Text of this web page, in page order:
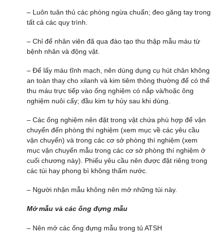
– Luôn tuân thủ các phòng ngừa chuẩn; đeo găng tay trong
tất cả các quy trình.
– Chỉ để nhân viên đã qua đào tạo thu thập mẫu máu từ
bệnh nhân và động vật.
– Để lấy máu tĩnh mạch, nên dùng dụng cụ hút chân không
an toàn thay cho xilanh và kim tiêm thông thường để có thể
thu máu trực tiếp vào ống nghiệm có nắp và/hoặc ông
nghiệm nuôi cấy; đầu kim tự hủy sau khi dùng.
– Các ống nghiệm nên đặt trong vật chứa phù hợp để vận
chuyển đến phòng thí nghiệm (xem mục về các yêu cầu
vận chuyển) và trong các cơ sở phòng thí nghiệm (xem
mục vận chuyển mẫu trong các cơ sở phòng thí nghiệm ở
cuối chương này). Phiếu yêu cầu nên được đặt riêng trong
các túi hay phong bì không thấm nước.
– Người nhận mẫu không nên mở những túi này.
Mở mẫu và các ống đựng mẫu
– Nên mở các ống đựng mẫu trong tủ ATSH